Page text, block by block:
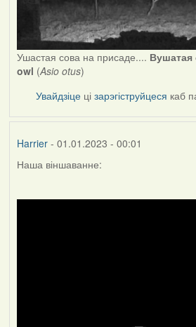
Ушастая сова на присаде.... Вушатая
owl (Asio otus)
Увайдзіце цізарэгіструйцеся каб
Harrier- 01.01.2023 - 00:01
Наша віншаванне: